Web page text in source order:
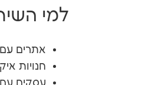
למי
אתרים
חנויות